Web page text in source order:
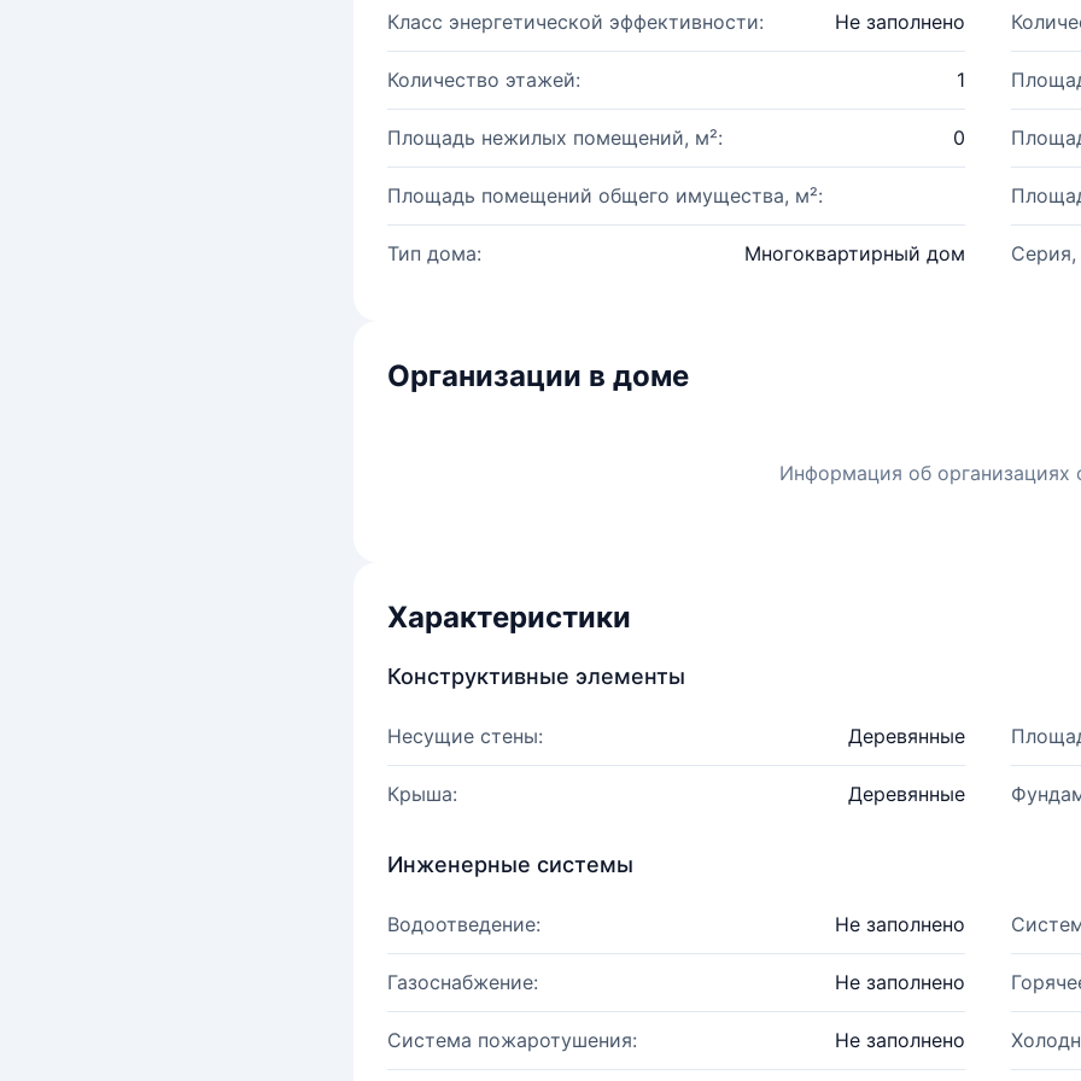
Класс энергетической эффективности: Не заполнено
Количество этажей: 1
Площадь нежилых помещений, м²: 0
Площадь помещений общего имущества, м²:
Тип дома: Многоквартирный дом Серия,
Организации в доме
Информация об организациях
Характеристики
Конструктивные элементы
Несущие стены: Деревянные
Крыша: Деревянные
Инженерные системы
Водоотведение: Не заполнено
Газоснабжение: Не заполнено
Система пожаротушения: Не заполнено